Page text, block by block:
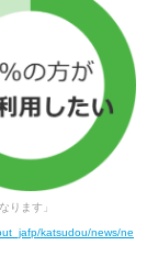
ります」
katsudou/news/ne